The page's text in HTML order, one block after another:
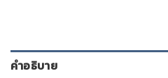
คำอธิบาย